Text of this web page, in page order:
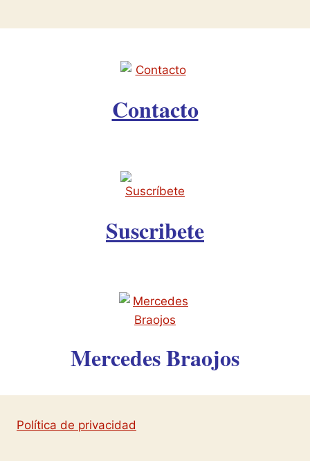
Contacto
Suscribete
Mercedes Braojos
Política de privacidad